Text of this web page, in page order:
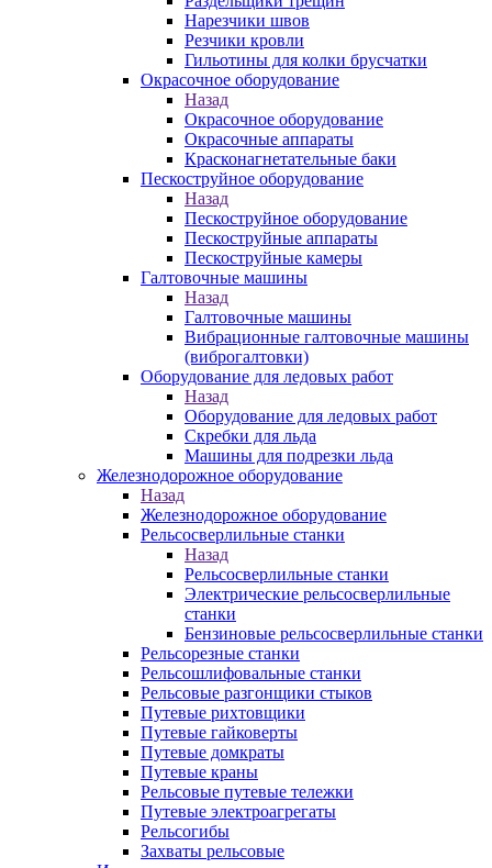
Нарезчики швов
Резчики кровли
Гильотины для колки брусчатки
Окрасочное оборудование
Назад
Окрасочное оборудование
Окрасочные аппараты
Красконагнетательные баки
Пескоструйное оборудование
Назад
Пескоструйное оборудование
Пескоструйные аппараты
Пескоструйные камеры
Галтовочные машины
Назад
Галтовочные машины
Вибрационные галтовочные машины
(виброгалтовки)
Оборудование для ледовых работ
Назад
Оборудование для ледовых работ
Скребки для льда
Машины для подрезки льда
Железнодорожное оборудование
Назад
Железнодорожное оборудование
Рельсосверлильные станки
Назад
Рельсосверлильные станки
Электрические рельсосверлильные
станки
Бензиновые рельсосверлильные станки
Рельсорезные станки
Рельсошлифовальные станки
Рельсовые разгонщики стыков
Путевые рихтовщики
Путевые гайковерты
Путевые домкраты
Путевые краны
Рельсовые путевые тележки
Путевые электроагрегаты
Рельсогибы
Захваты рельсовые